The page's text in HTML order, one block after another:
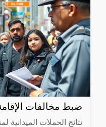
ضبط مخالفات
نتائج الحملات الميدانية